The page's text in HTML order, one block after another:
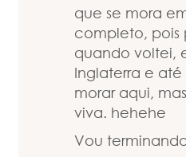
que se mora
completo, pois
quando voltei,
Inglaterra e
morar aqui,
viva. hehehe
Vou